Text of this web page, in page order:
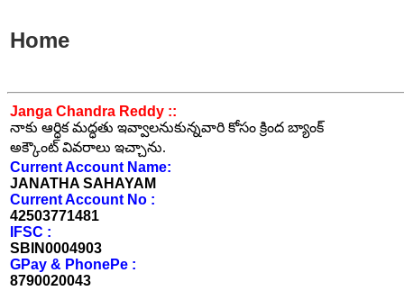
Home
Janga Chandra Reddy ::
నాకు ఆర్ధిక మద్ధతు ఇవ్వాలనుకున్నవారి కోసం క్రింద బ్యాంక్
అక్కౌంట్ వివరాలు ఇచ్చాను.
Current Account Name:
JANATHA SAHAYAM
Current Account No :
42503771481
IFSC :
SBIN0004903
GPay & PhonePe :
8790020043